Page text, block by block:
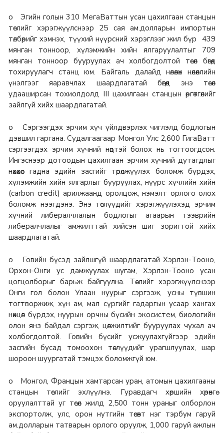
o Эгийн голын 310 МегаВаттын усан цахилгаан станцын
төслийг хэрэгжүүлснээр 25 сая ам.долларын импортын
төлбөрийг хэмнэх, түүхий нүүрсний хэрэглээг жил бүр 439
мянган тонноор, хүлэмжийн хийн ялгаруулалтыг 709
мянган тонноор бууруулах ач холбогдолтой төсөл бөгөөд
тохируулагч станц юм. Байгаль далайд нөлөөлөх нөлөөллийн
үнэлгээг яаравчлах шаардлагатай бөгөөд энэ төсөл
удааширсан тохиолдолд III цахилгаан станцын өргөтгөлийг
зайлгүй хийх шаардлагатай.
o Сэргээгдэх эрчим хүч үйлдвэрлэх чиглэлд бодлогын
дэвшил гаргана. Судалгаагаар Монгол Улс 2,600 ГигаВатт
сэргээгдэх эрчим хүчний нөөцтэй болох нь тогтоогдсон.
Ингэснээр дотоодын цахилгаан эрчим хүчний дутагдлыг
нөхөхөөс гадна эдийн засгийг төрөлжүүлэх боломж бүрдэх,
хүлэмжийн хийн ялгарлыг бууруулах, нүүрс хүчлийн хийн
(carbon credit) арилжаанд оролцож, нэмэлт орлого олох
боломж нээгдэнэ. Энэ төслүүдийг хэрэгжүүлэхэд эрчим
хүчний либералчлалын бодлогыг агаарын тээврийн
либералчлалыг амжилттай хийсэн шиг зоригтой хийх
шаардлагатай.
o Говийн бүсэд зайлшгүй шаардлагатай Хэрлэн-Тооно,
Орхон-Онги ус дамжуулах шугам, Хэрлэн-Тооно усан
цогцолборыг барьж байгуулна. Төслийг хэрэгжүүлснээр
Онги гол болон Улаан нуурыг сэргээж, усны түвшин
тогтворжиж, хүн ам, мал сүргийг гадаргын усаар хангах
нөхцөл бүрдэх, нуурын орчны бүсийн экосистем, биологийн
олон янз байдал сэргэж, цөлжилтийг бууруулах чухал ач
холбогдолтой. Говийн бүсийг усжуулахгүйгээр эдийн
засгийн бусад томоохон төслүүдийг урагшлуулах, шар
шороон шуургатай тэмцэх боломжгүй юм.
o Монгол, Францын хамтарсан уран, атомын цахилгааны
станцын төслийг эхлүүлнэ. Гуравдагч хөршийн хөрөнгө
оруулалттай уг төсөл жилд 2,500 тонн ураныг олборлон
экспортолж, улс, орон нутгийн төсөвт нэг тэрбум гаруй
ам.долларын татварын орлого оруулж, 1,000 гаруй ажлын